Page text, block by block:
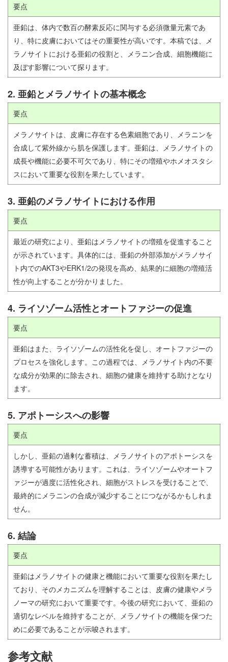
要点
亜鉛は、体内で数百の酵素反応に関与する必須微量元素であ
り、特に皮膚においてはその重要性が高いです。本稿では、メ
ラノサイトにおける亜鉛の役割と、メラニン合成、細胞機能に
及ぼす影響について探ります。
2. 亜鉛とメラノサイトの基本概念
要点
メラノサイトは、皮膚に存在する色素細胞であり、メラニンを
合成して紫外線から肌を保護します。亜鉛は、メラノサイトの
成長や機能に必要不可欠であり、特にその増殖やホメオスタシ
スにおいて重要な役割を果たしています。
3. 亜鉛のメラノサイトにおける作用
要点
最近の研究により、亜鉛はメラノサイトの増殖を促進すること
が示されています。具体的には、亜鉛の外部添加がメラノサイ
ト内でのAKT3やERK1/2の発現を高め、結果的に細胞の増殖活
性が向上することが分かりました。
4. ライソゾーム活性とオートファジーの促進
要点
亜鉛はまた、ライソゾームの活性化を促し、オートファジーの
プロセスを強化します。この過程では、メラノサイト内の不要
な成分が効果的に除去され、細胞の健康を維持する助けとなり
ます。
5. アポトーシスへの影響
要点
しかし、亜鉛の過剰な蓄積は、メラノサイトのアポトーシスを
誘導する可能性があります。これは、ライソゾームやオートフ
ァジーが過度に活性化され、細胞がストレスを受けることで、
最終的にメラニンの合成が減少することにつながるかもしれま
せん。
6. 結論
要点
亜鉛はメラノサイトの健康と機能において重要な役割を果たし
ており、そのメカニズムを理解することは、皮膚の健康やメラ
ノーマの研究において重要です。今後の研究において、亜鉛の
適切なレベルを維持することが、メラノサイトの機能を保つた
めに必要であることが示唆されます。
参考文献